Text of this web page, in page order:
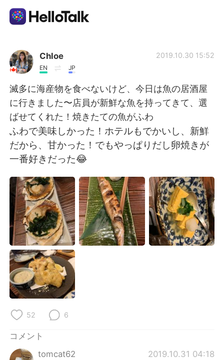
語学交換アプリ
AI Grammar Checker
日本語
English 简体中文
繁體中文 Español
العربية Français
Deutsch 한국어
Русский
Indonesia
Türkçe
Chloe
EN JP
2019.10.30 15:52
滅多に海産物を食べないけど、今日は魚の居酒屋
に行きました〜店員が新鮮な魚を持ってきて、選
ばせてくれた！焼きたての魚がふわ
ふわで美味しかった！ホテルもでかいし、新鮮
だから、甘かった！でもやっぱりだし卵焼きが
一番好きだった😂
52 6
コメント
tomcat62
2019.10.31 04:18